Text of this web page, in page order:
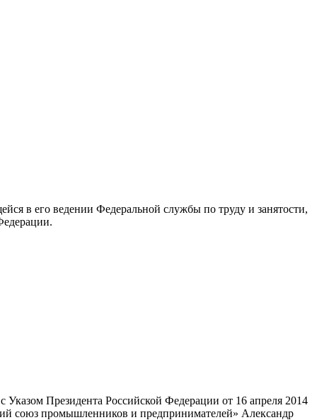
в его ведении Федеральной службы по труду и занятости,
Президента Российской Федерации от 16 апреля 2014
союз промышленников и предпринимателей» Александр